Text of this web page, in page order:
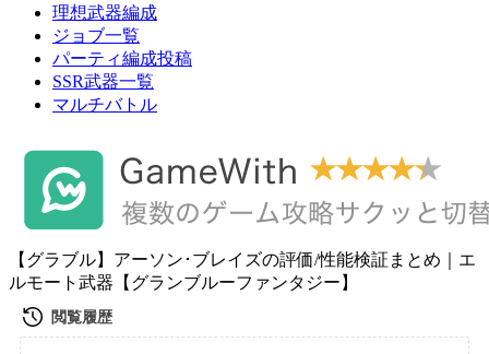
理想武器編成
ジョブ一覧
パーティ編成投稿
SSR武器一覧
マルチバトル
【グラブル】アーソン･ブレイズの評価/性能検証まとめ｜エ
ルモート武器【グランブルーファンタジー】